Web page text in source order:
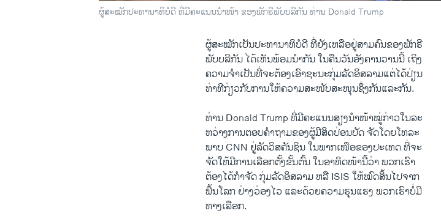
ຜູ້ສະໝັກປະທານາທິບໍດີ ທີ່ມີຄະແນນນຳໜ້າ ຂອງພັກຣີພັບບລີກັນ ທ່ານ Donald Trump
ຜູ້​ສະໝັກ​ເປັນ​ປະທານາທິບໍດີ ​ທີ່​ຍັງ​ເຫລືອ​ຢູ່​ສາມ​ຄົນ​ຂອງ​ພັກຣີ
ພັບ​ບລີ​ກັນ ​ໄດ້​ເຫັນ​ພ້ອມ​ນຳ​ກັນ​ ໃນ​ຄືນ​ວັນ​ອັງຄານ​ວານ​ນີ້ ​ເຖິງ​
ຄວາມ​ຈຳ​ເປັນ​ທີ່​ຈະ​ຕ້ອງເອົາ​ຊະນະ​ກຸ່ມ​ລັດ​ອິສລາມແຕ່​ໄດ້​ປ່ຽນ​
ທ່າ​ທີ​ກ່ຽວ​ກັບ​ການ​ໃຫ້​ຄວາ​ມສະໜັບສະໜຸນ​ຊຶ່ງ​ກັນ​ແລະ​ກັນ.
ທ່ານ Donald Trump ທີ່​ມີ​ຄະ​ແນນ​ສຽງ​ນຳ​ໜ້າ​ໝູ່ກ່າວ​ໃນ​ລະ
ຫວ່າງ​ການ​ຕອບຄຳ​ຖາມຂອງຜູ້​ມີ​ສິດ​ປ່ອນ​ບັດ ຈັດໂດຍໂທລະ
ພາບ CNN ຢູ່​ລັດ​ວິສຄັນ​ຊິນ ໃນພາກ​ເໜືອ​ຂອງ​ປະ​ເທດ ທີ່​ຈະ​
ຈັດໃຫ້ມີການເລືອກ​ຕັ້ງຂັ້ນ​ຕົ້ນ ​ໃນ​ອາທິດ​ໜ້ານີ້ວ່າ ພວກ​ເຮົາ
​ຕ້ອງ​ໄດ້​ກຳຈັດ​ ກຸ່ມ​ລັດ​ອິສລາມ ຫລື ISIS ​ໃຫ້​ໝົດ​ສິ້ນ​ໄປ​ຈາກ
ພື້ນ​ໂລກ ​ຢ່າງ​ວ່ອງ​ໄວ​ ແລະ​ດ້ວຍ​ຄວາ​ມ​ຮຸນ​ແຮງ ພວກ​ເຮົາ​ບໍ່​ມີ
ທາງ​ເລື​ອກ.